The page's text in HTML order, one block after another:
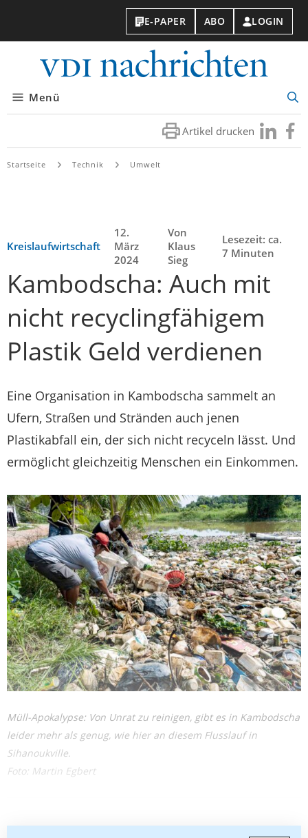
E-PAPER ABO LOGIN
Menü
Artikel drucken Besuchen
Sie
Sie
Startseite Technik Umwelt
Kreislaufwirtschaft
12.
März
2024
Von
Klaus
Sieg
Lesezeit: ca.
7 Minuten
Kambodscha: Auch mit
nicht recyclingfähigem
Plastik Geld verdienen
Eine Organisation in Kambodscha sammelt an
Ufern, Straßen und Stränden auch jenen
Plastikabfall ein, der sich nicht recyceln lässt. Und
ermöglicht gleichzeitig Menschen ein Einkommen.
Müll-Apokalypse: Von Unrat zu reinigen, gibt es in Kambodscha
leider mehr als genug, wie hier an diesem Flusslauf in
Sihanoukville.
Foto: Martin Egbert